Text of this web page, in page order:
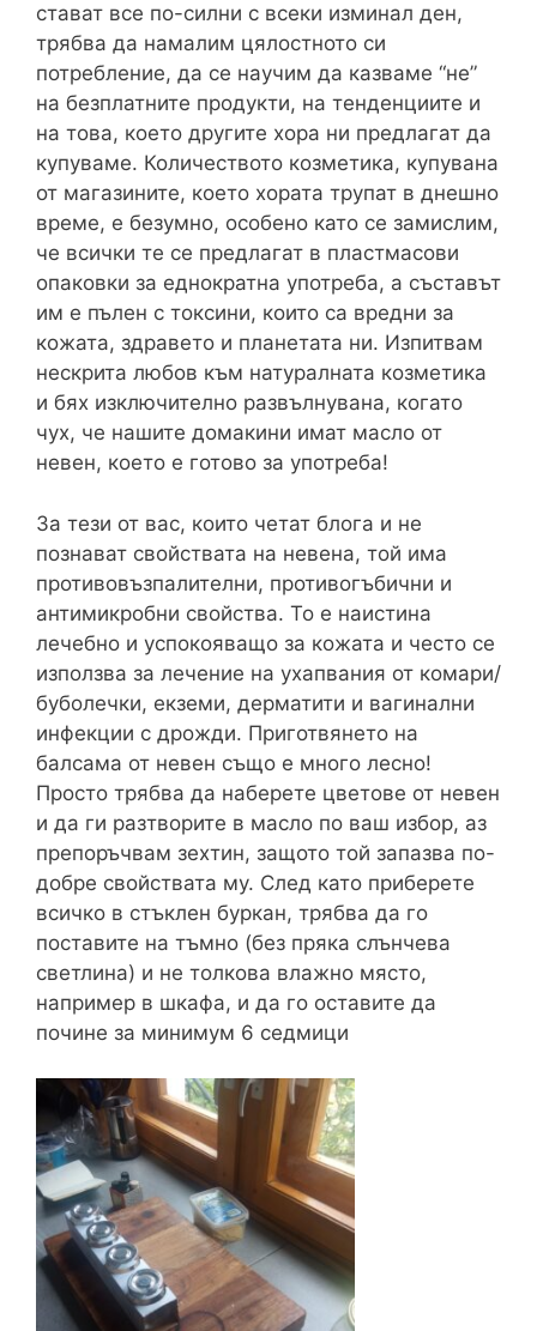
стават все по-силни с всеки изминал ден,
трябва да намалим цялостното си
потребление, да се научим да казваме “не”
на безплатните продукти, на тенденциите и
на това, което другите хора ни предлагат да
купуваме. Количеството козметика, купувана
от магазините, което хората трупат в днешно
време, е безумно, особено като се замислим,
че всички те се предлагат в пластмасови
опаковки за еднократна употреба, а съставът
им е пълен с токсини, които са вредни за
кожата, здравето и планетата ни. Изпитвам
нескрита любов към натуралната козметика
и бях изключително развълнувана, когато
чух, че нашите домакини имат масло от
невен, което е готово за употреба!
За тези от вас, които четат блога и не
познават свойствата на невена, той има
противовъзпалителни, противогъбични и
антимикробни свойства. То е наистина
лечебно и успокояващо за кожата и често се
използва за лечение на ухапвания от комари/
буболечки, екземи, дерматити и вагинални
инфекции с дрожди. Приготвянето на
балсама от невен също е много лесно!
Просто трябва да наберете цветове от невен
и да ги разтворите в масло по ваш избор, аз
препоръчвам зехтин, защото той запазва по-
добре свойствата му. След като приберете
всичко в стъклен буркан, трябва да го
поставите на тъмно (без пряка слънчева
светлина) и не толкова влажно място,
например в шкафа, и да го оставите да
почине за минимум 6 седмици